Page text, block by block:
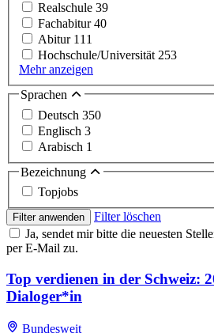
Realschule 39
Fachabitur40
Abitur 111
Hochschule/Universität 253
Mehr anzeigen
Sprachen
Deutsch 350
Englisch 3
Arabisch 1
Bezeichnung
Topjobs
Filter anwenden
Filter löschen
Ja, sendet mir bitte die neuesten
per E-Mail zu.
Top verdienen in der Schweiz:
Dialoger*in
Bundesweit